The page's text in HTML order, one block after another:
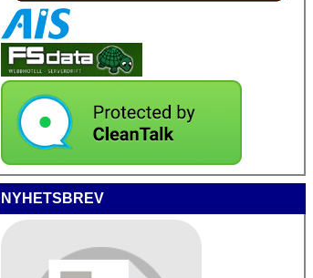
NYHETSBREV